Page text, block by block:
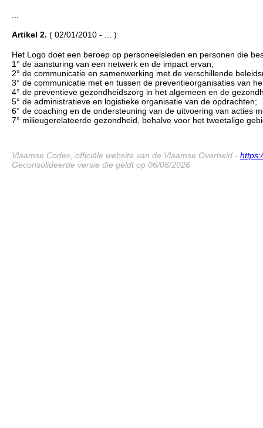
Artikel 2. ( 02/01/2010 - ... )
Het Logo doet een beroep op personeelsleden en personen die
1° de aansturing van een netwerk en de impact ervan;
2° de communicatie en samenwerking met de verschillende
3° de communicatie met en tussen de preventieorganisaties van
4° de preventieve gezondheidszorg in het algemeen en de
5° de administratieve en logistieke organisatie van de opdrachten;
6° de coaching en de ondersteuning van de uitvoering van acties
7° milieugerelateerde gezondheid, behalve voor het tweetalige
Vlaamse Codex, officiële website van de Vlaamse Overheid -
Geconsolideerde versie die geldt op 06/08/2026